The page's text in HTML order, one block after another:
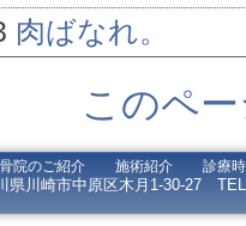
肉ばなれ。
このペ
院のご紹介 施術紹介 診療
県川崎市中原区木月1-30-27